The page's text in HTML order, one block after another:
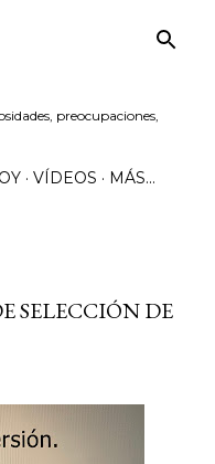
preocupaciones,
VÍDEOS MÁS…
SELECCIÓN DE